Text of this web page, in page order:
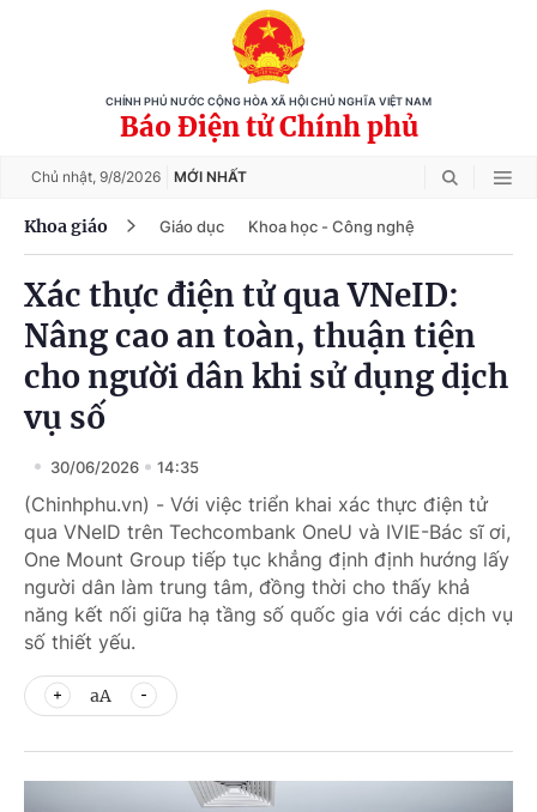
CHÍNH PHỦ NƯỚC CỘNG HÒA XÃ HỘI CHỦ NGHĨA VIỆT NAM
Báo Điện tử Chính phủ
Chủ nhật, 9/8/2026 MỚI NHẤT
Khoa giáo Giáo dục Khoa học - Công nghệ
Xác thực điện tử qua VNeID:
Nâng cao an toàn, thuận tiện
cho người dân khi sử dụng dịch
vụ số
30/06/2026 14:35
(Chinhphu.vn) - Với việc triển khai xác thực điện tử
qua VNeID trên Techcombank OneU và IVIE-Bác sĩ ơi,
One Mount Group tiếp tục khẳng định định hướng lấy
người dân làm trung tâm, đồng thời cho thấy khả
năng kết nối giữa hạ tầng số quốc gia với các dịch vụ
số thiết yếu.
aA